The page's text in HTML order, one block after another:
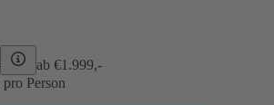
ab €1.999,-
pro Person